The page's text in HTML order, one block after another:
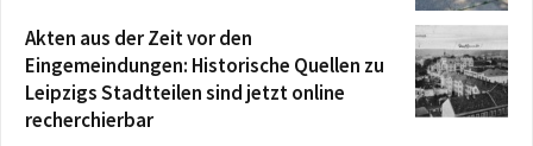
Akten aus der Zeit vor den
Eingemeindungen: Historische Quellen zu
Leipzigs Stadtteilen sind jetzt online
recherchierbar